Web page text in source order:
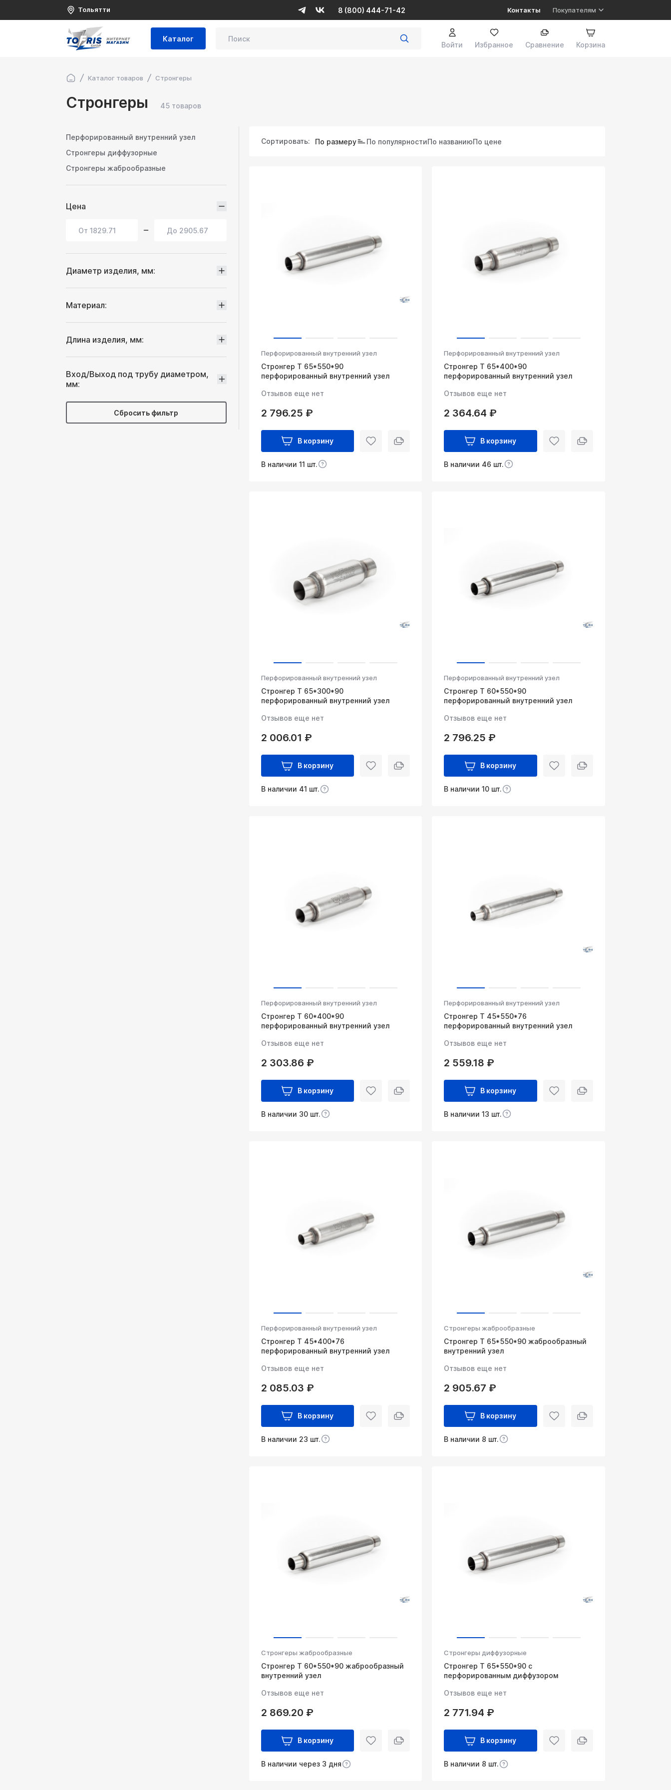
Тольятти 8 (800) 444-71-42 Контакты Покупателям
Каталог
Войти Избранное Сравнение Корзина
Каталог товаров Стронгеры
Стронгеры 45 товаров
Перфорированный внутренний узел
Стронгеры диффузорные
Стронгеры жаброобразные
Цена
Диаметр изделия, мм:
90
Материал:
Длина изделия, мм:
500
Вход/Выход под трубу диаметром,
мм:
Сбросить фильтр
Сортировать: По размеру По популярностиПо названиюПо цене
Перфорированный внутренний узел
Стронгер Т 65*550*90
перфорированный внутренний узел
Отзывов еще нет
2 796.25 ₽
В корзину
В наличии 11 шт.
Перфорированный внутренний узел
Стронгер Т 65*400*90
перфорированный внутренний узел
Отзывов еще нет
2 364.64 ₽
В корзину
В наличии 46 шт.
Перфорированный внутренний узел
Стронгер Т 65*300*90
перфорированный внутренний узел
Отзывов еще нет
2 006.01 ₽
В корзину
В наличии 41 шт.
Перфорированный внутренний узел
Стронгер Т 60*550*90
перфорированный внутренний узел
Отзывов еще нет
2 796.25 ₽
В корзину
В наличии 10 шт.
Перфорированный внутренний узел
Стронгер Т 60*400*90
перфорированный внутренний узел
Отзывов еще нет
2 303.86 ₽
В корзину
В наличии 30 шт.
Перфорированный внутренний узел
Стронгер Т 45*550*76
перфорированный внутренний узел
Отзывов еще нет
2 559.18 ₽
В корзину
В наличии 13 шт.
Перфорированный внутренний узел
Стронгер Т 45*400*76
перфорированный внутренний узел
Отзывов еще нет
2 085.03 ₽
В корзину
В наличии 23 шт.
Стронгеры жаброобразные
Стронгер Т 65*550*90 жаброобразный
внутренний узел
Отзывов еще нет
2 905.67 ₽
В корзину
В наличии 8 шт.
Стронгеры жаброобразные
Стронгер Т 60*550*90 жаброобразный
внутренний узел
Отзывов еще нет
2 869.20 ₽
В корзину
В наличии через 3 дня
Стронгеры диффузорные
Стронгер Т 65*550*90 с
перфорированным диффузором
Отзывов еще нет
2 771.94 ₽
В корзину
В наличии 8 шт.